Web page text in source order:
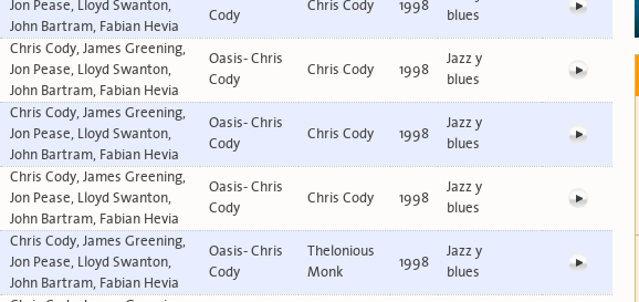
Jon Pease, Lloyd Swanton,
John Bartram, Fabian Hevia
Cody
Chris Cody 1998
blues
Chris Cody, James Greening,
Jon Pease, Lloyd Swanton,
John Bartram, Fabian Hevia
Oasis- Chris
Cody
Chris Cody 1998
Jazz y
blues
Chris Cody, James Greening,
Jon Pease, Lloyd Swanton,
John Bartram, Fabian Hevia
Oasis- Chris
Cody
Chris Cody 1998
Jazz y
blues
Chris Cody, James Greening,
Jon Pease, Lloyd Swanton,
John Bartram, Fabian Hevia
Oasis- Chris
Cody
Chris Cody 1998
Jazz y
blues
Chris Cody, James Greening,
Jon Pease, Lloyd Swanton,
John Bartram, Fabian Hevia
Oasis- Chris
Cody
Thelonious
Monk
1998
Jazz y
blues